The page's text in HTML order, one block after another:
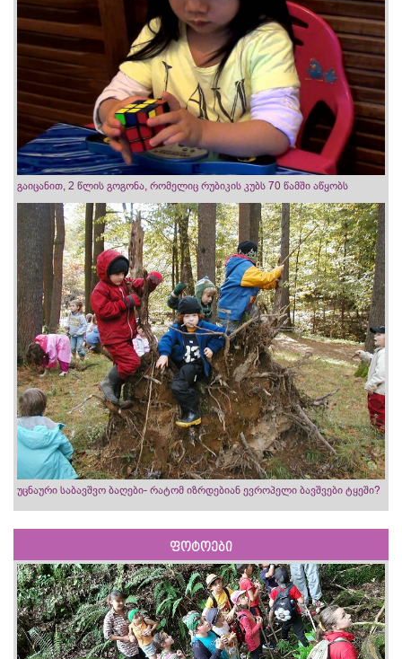
გაიცანით, 2 წლის გოგონა, რომელიც რუბიკის კუბს 70 წამში აწყობს
უცნაური საბავშვო ბაღები- რატომ იზრდებიან ევროპელი ბავშვები ტყეში?
ფოტოები